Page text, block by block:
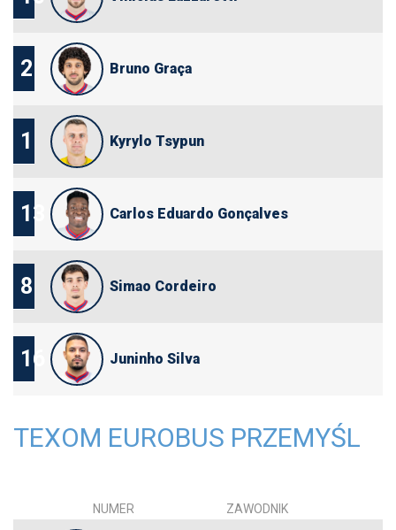
2 Bruno Graça
1 Kyrylo Tsypun
13 Carlos Eduardo Gonçalves
8 Simao Cordeiro
16 Juninho Silva
TEXOM EUROBUS PRZEMYŚL
NUMER ZAWODNIK